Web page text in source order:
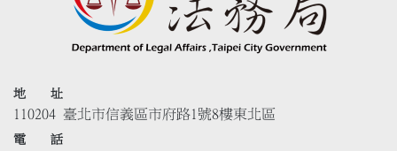
地 址
110204 臺北市信義區市府路1號8樓東北區
電 話